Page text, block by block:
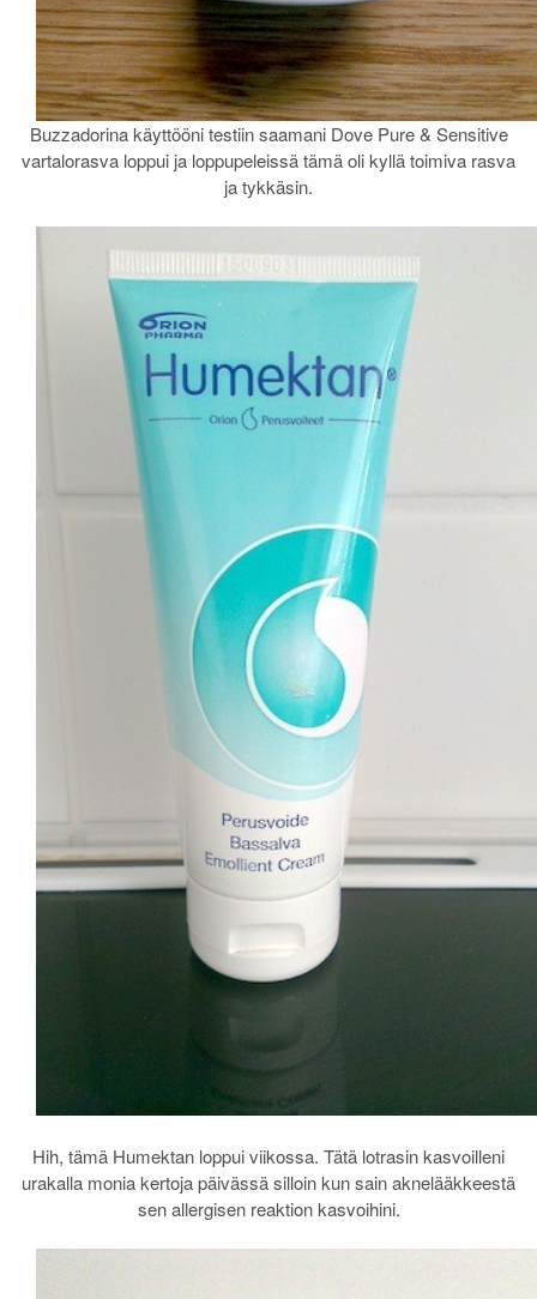
Buzzadorina käyttööni testiin saamani Dove Pure & Sensitive
vartalorasva loppui ja loppupeleissä tämä oli kyllä toimiva rasva
ja tykkäsin.
Hih, tämä Humektan loppui viikossa. Tätä lotrasin kasvoilleni
urakalla monia kertoja päivässä silloin kun sain aknelääkkeestä
sen allergisen reaktion kasvoihini.